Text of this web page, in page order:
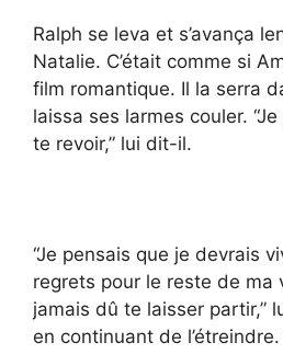
Ralph se leva et s’avança
Natalie. C’était comme si
film romantique. Il la serra
laissa ses larmes couler.
te revoir,” lui dit-il.
“Je pensais que je devrais
regrets pour le reste de ma
jamais dû te laisser partir,”
en continuant de